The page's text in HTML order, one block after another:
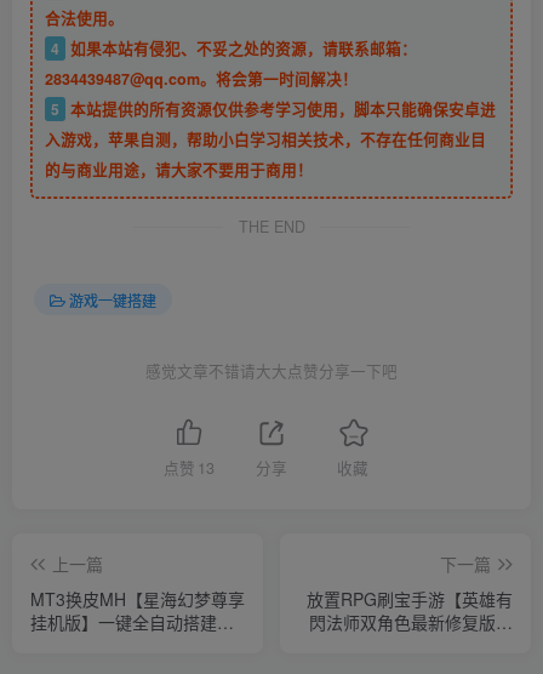
合法使用。
4 如果本站有侵犯、不妥之处的资源，请联系邮箱：
2834439487@qq.com。将会第一时间解决！
5 本站提供的所有资源仅供参考学习使用，脚本只能确保安卓进
入游戏，苹果自测，帮助小白学习相关技术，不存在任何商业目
的与商业用途，请大家不要用于商用！
THE END
游戏一键搭建
感觉文章不错请大大点赞分享一下吧
点赞 13 分享 收藏
上一篇
MT3换皮MH【星海幻梦尊享
挂机版】一键全自动搭建脚
下一篇
放置RPG刷宝手游【英雄有
閃法师双角色最新修复版】